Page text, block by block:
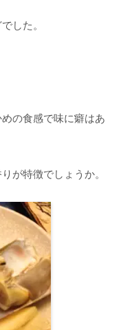
した。
の食感で味に癖はあ
が特徴でしょうか。